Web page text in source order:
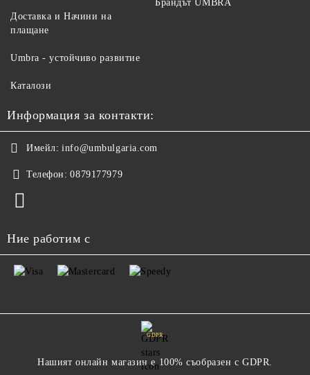
Доставка и Начини на
плащане
Брандът UMBRA
Umbra - устойчиво развитие
Каталози
Информация за контакти:
Имейл: info@umbulgaria.com
Телефон: 0879177979
Ние работим с
GDPR
Нашият онлайн магазин е 100% съобразен с GDPR.